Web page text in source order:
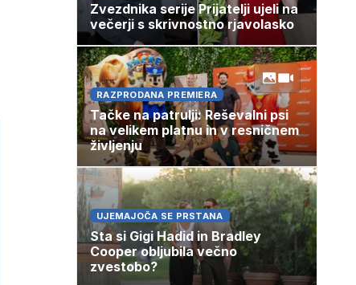
Zvezdnika serije Prijatelji ujeli na
večerji s skrivnostno rjavolasko
RAZPRODANA PREMIERA
Tačke na patrulji: Reševalni psi
na velikem platnu in v resničnem
življenju
UJEMAJOČA SE PRSTANA
Sta si Gigi Hadid in Bradley
Cooper obljubila večno
zvestobo?